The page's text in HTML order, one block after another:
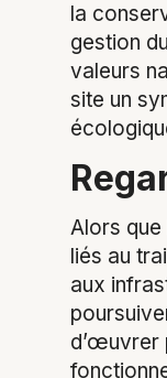
la
gestion
valeurs
site un
Alors que
liés au
aux
d’œuvrer